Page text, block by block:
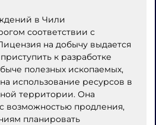
в Чили
соответствии с
на добычу выдается
к разработке
полезных ископаемых,
использование ресурсов в
территории. Она
возможностью продления,
планировать